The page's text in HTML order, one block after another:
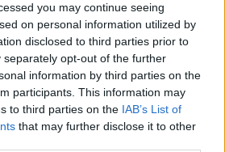
you may continue seeing
on personal information utilized by
disclosed to third parties prior to
separately opt-out of the further
information by third parties on the
participants. This information may
to third parties on the IAB’s List of
that may further disclose it to other
a látogatókat. Vannak
nyitva vannak, ezt a
Gilvesyhez
bejelentkezni, de ha jól
hogy éppen
Bohém Légyott közepébe. A